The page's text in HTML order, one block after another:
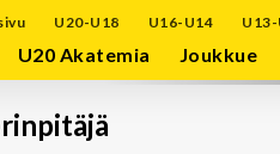
U20-U18 U16-U14
U20 Akatemia Joukkue